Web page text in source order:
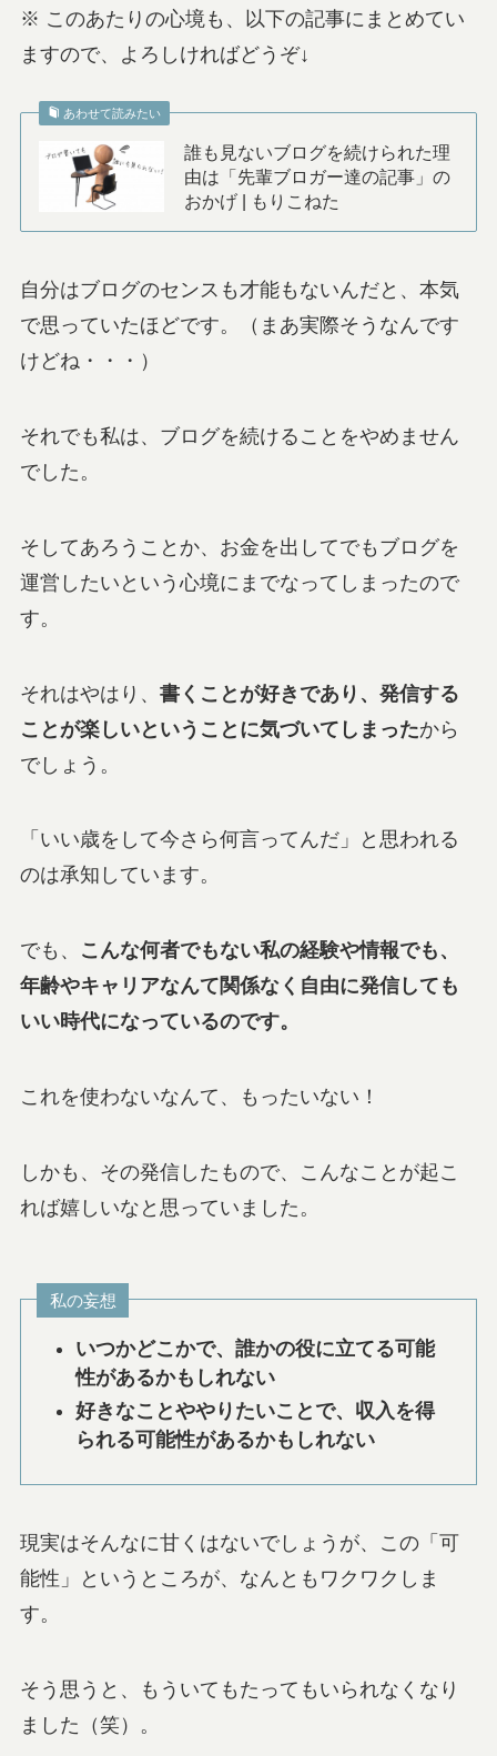
※ このあたりの心境も、以下の記事にまとめてい
ますので、よろしければどうぞ↓
あわせて読みたい
誰も見ないブログを続けられた理
由は「先輩ブロガー達の記事」の
おかげ | もりこねた
自分はブログのセンスも才能もないんだと、本気
で思っていたほどです。（まあ実際そうなんです
けどね・・・）
それでも私は、ブログを続けることをやめません
でした。
そしてあろうことか、お金を出してでもブログを
運営したいという心境にまでなってしまったので
す。
それはやはり、 書くことが好きであり、発信する
ことが楽しいということに気づいてしまったから
でしょう。
「いい歳をして今さら何言ってんだ」と思われる
のは承知しています。
でも、
こんな何者でもない私の経験や情報でも、
年齢やキャリアなんて関係なく自由に発信しても
いい時代になっているのです。
これを使わないなんて、もったいない！
しかも、その発信したもので、こんなことが起こ
れば嬉しいなと思っていました。
私の妄想
いつかどこかで、誰かの役に立てる可能
性があるかもしれない
好きなことややりたいことで、収入を得
られる可能性があるかもしれない
現実はそんなに甘くはないでしょうが、この「可
能性」というところが、なんともワクワクしま
す。
そう思うと、もういてもたってもいられなくなり
ました（笑）。